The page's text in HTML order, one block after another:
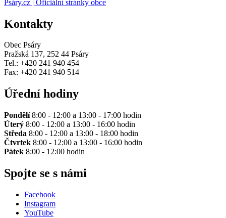
Psáry.cz | Oficiální stránky obce
Kontakty
Obec Psáry
Pražská 137, 252 44 Psáry
Tel.: +420 241 940 454
Fax: +420 241 940 514
Úřední hodiny
Pondělí8:00 - 12:00 a 13:00 - 17:00 hodin
Úterý 8:00 - 12:00 a 13:00 - 16:00 hodin
Středa 8:00 - 12:00 a 13:00 - 18:00 hodin
Čtvrtek 8:00 - 12:00 a 13:00 - 16:00 hodin
Pátek 8:00 - 12:00 hodin
Spojte se s námi
Facebook
Instagram
YouTube